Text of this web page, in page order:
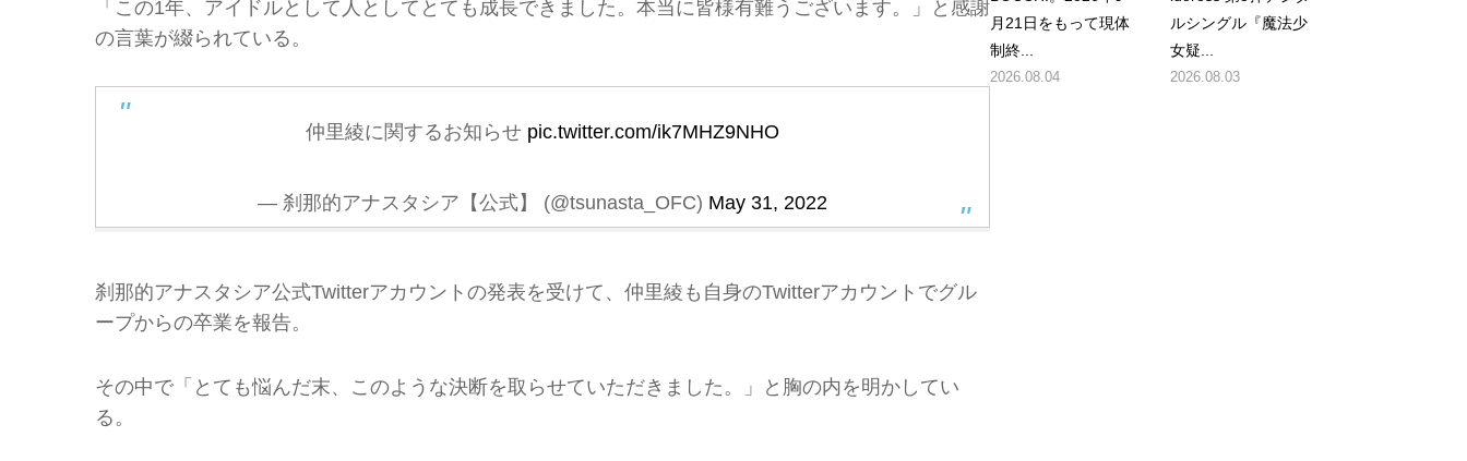
「この1年、アイドルとして人としてとても成長できました。本当に皆様有難うございます。」と感謝
の言葉が綴られている。
仲里綾に関するお知らせ pic.twitter.com/ik7MHZ9NHO
— 刹那的アナスタシア【公式】 (@tsunasta_OFC) May 31, 2022
刹那的アナスタシア公式Twitterアカウントの発表を受けて、仲里綾も自身のTwitterアカウントでグル
ープからの卒業を報告。
その中で「とても悩んだ末、このような決断を取らせていただきました。」と胸の内を明かしてい
る。
月21日をもって現体
制終...
2026.08.04
ルシングル『魔法少
女疑...
2026.08.03